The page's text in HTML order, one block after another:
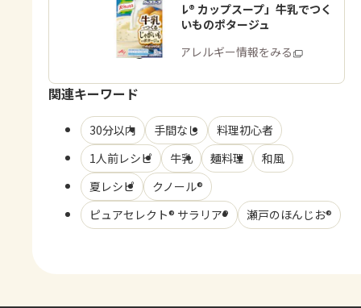
「クノール® カップスープ」牛乳でつく
る じゃがいものポタージュ
商品・アレルギー情報をみる
関連キーワード
30分以内 手間なし
料理初心者
1人前レシピ
牛乳 麺料理
和風
夏レシピ
クノール®
ピュアセレクト® サラリア®
瀬戸のほんじお®